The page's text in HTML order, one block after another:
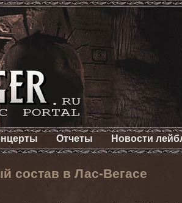
Отчеты Новости
состав в Лас-Вегасе